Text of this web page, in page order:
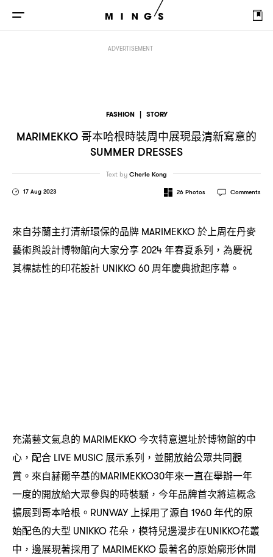
ADVERTISEMENT
FASHION | STORY
MARIMEKKO 哥本哈根時裝周中展現最清新寫意的
SUMMER DRESSES
17 Aug 2023
Text byCherie Kong
26 Photos Comments
來自芬蘭主打清新環保的品牌 MARIMEKKO於上周在丹麥
藝術與設計博物館向大家分享 2024年春夏系列 ， 為慶祝
其標誌性的印花設計 UNIKKO 60 周年慶典掀起序幕。
充滿藝文氣息的 MARIMEKKO今次特意選址於博物館的中
心 ， 配合 LIVE MUSIC 展示系列 ， 並開放給公眾共同觀
賞。來自赫爾辛基的MARIMEKKO30年來一直在舉辦一年
一度的開放給大眾參與的時裝騷 ， 今年品牌首次將這概念
擴展到哥本哈根。 RUNWAY上採用了源自 1960年代的原
始配色的大型 UNIKKO花朵 ， 模特兒邊漫步在UNIKKO花叢
中 ， 邊展現著採用了 MARIMEKKO 最著名的原始廓形休閒
哥本哈根時裝周中展現最清新寫意的